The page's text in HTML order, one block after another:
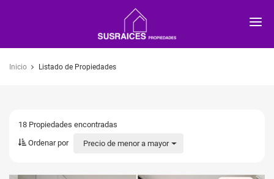
Inicio Listado de Propiedades
18 Propiedades encontradas
Ordenar por
Precio de menor a mayor